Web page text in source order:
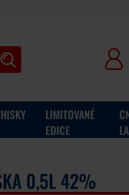
LIMITOVANÉ
EDICE
0,5L 42%